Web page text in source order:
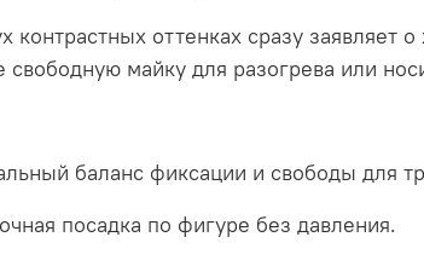
оттенках сразу заявляет
майку для разогрева или
баланс фиксации и свободы для
посадка по фигуре без давления.